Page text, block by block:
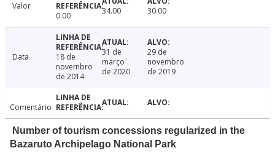
Valor
0.00
34.00 30.00
Data
18 de
novembro
de 2014
31 de
março
de 2020
29 de
novembro
de 2019
Comentário
Number of tourism concessions regularized in the
Bazaruto Archipelago National Park